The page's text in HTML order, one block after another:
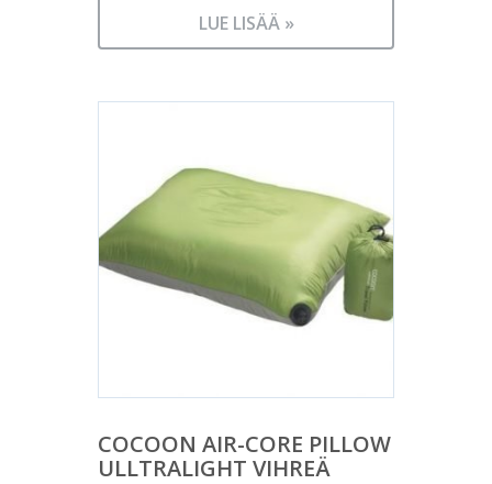
LUE LISÄÄ »
COCOON AIR-CORE PILLOW
ULLTRALIGHT VIHREÄ